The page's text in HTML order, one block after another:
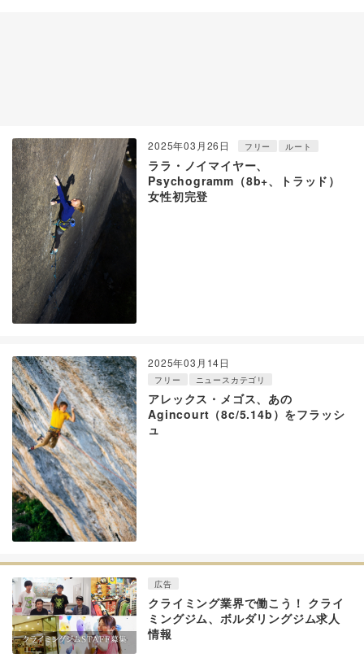
2025年03月26日 フリー ルート
ララ・ノイマイヤー、
Psychogramm（8b+、トラッド）
女性初完登
2025年03月14日
フリー ニュースカテゴリ
アレックス・メゴス、あの
Agincourt（8c/5.14b）をフラッシ
ュ
広告
クライミング業界で働こう！ クライ
ミングジム、ボルダリングジム求人
情報